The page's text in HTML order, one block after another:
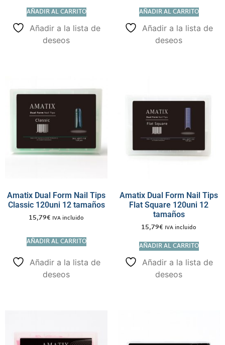
AÑADIR AL CARRITO
Añadir a la lista de
deseos
AÑADIR AL CARRITO
Añadir a la lista de
deseos
Amatix Dual Form Nail Tips
Classic 120uni 12 tamaños
15,79€ IVA incluido
AÑADIR AL CARRITO
Añadir a la lista de
deseos
Amatix Dual Form Nail Tips
Flat Square 120uni 12
tamaños
15,79€ IVA incluido
AÑADIR AL CARRITO
Añadir a la lista de
deseos